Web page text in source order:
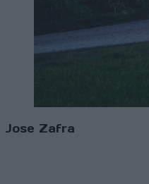
Jose Zafra